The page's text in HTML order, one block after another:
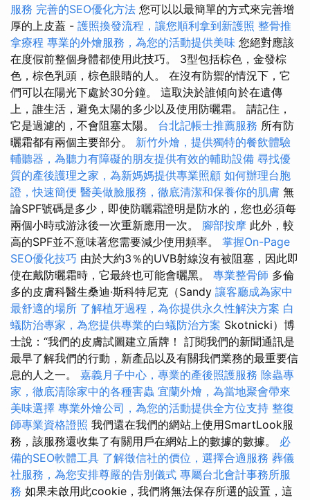
服務 完善的SEO優化方法 您可以以最簡單的方式來完善增
厚的上皮蓋 - 護照換發流程，讓您順利拿到新護照 整骨推
拿療程 專業的外燴服務，為您的活動提供美味 您絕對應該
在度假前整個身體都使用此技巧。 3型包括棕色，金發棕
色，棕色乳頭，棕色眼睛的人。 在沒有防禦的情況下，它
們可以在陽光下處於30分鐘。 這取決於誰傾向於在遺傳
上，誰生活，避免太陽的多少以及使用防曬霜。 請記住，
它是過濾的，不會阻塞太陽。 台北記帳士推薦服務 所有防
曬霜都有兩個主要部分。 新竹外燴，提供獨特的餐飲體驗
輔聽器，為聽力有障礙的朋友提供有效的輔助設備 尋找優
質的產後護理之家，為新媽媽提供專業照顧 如何辦理台胞
證，快速簡便 醫美做臉服務，徹底清潔和保養你的肌膚 無
論SPF號碼是多少，即使防曬霜證明是防水的，您也必須每
兩個小時或游泳後一次重新應用一次。 腳部按摩 此外，較
高的SPF並不意味著您需要減少使用頻率。 掌握On-Page
SEO優化技巧 由於大約3％的UVB射線沒有被阻塞，因此即
使在戴防曬霜時，它最終也可能會曬黑。 專業整骨師 多倫
多的皮膚科醫生桑迪·斯科特尼克（Sandy 讓客廳成為家中
最舒適的場所 了解植牙過程，為你提供永久性解決方案 白
蟻防治專家，為您提供專業的白蟻防治方案 Skotnicki）博
士說：“我們的皮膚試圖建立盾牌！ 訂閱我們的新聞通訊是
最早了解我們的行動，新產品以及有關我們業務的最重要信
息的人之一。 嘉義月子中心，專業的產後照護服務 除蟲專
家，徹底清除家中的各種害蟲 宜蘭外燴，為當地聚會帶來
美味選擇 專業外燴公司，為您的活動提供全方位支持 整復
師專業資格證照 我們還在我們的網站上使用SmartLook服
務，該服務還收集了有關用戶在網站上的數據的數據。 必
備的SEO軟體工具 了解徵信社的價位，選擇合適服務 葬儀
社服務，為您安排尊嚴的告別儀式 專屬台北會計事務所服
務 如果未啟用此cookie，我們將無法保存所選的設置，這